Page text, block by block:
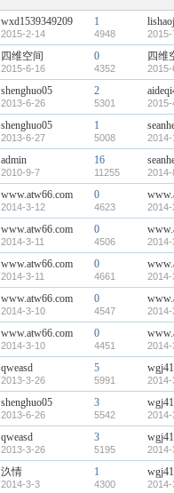
wxd1539349209
2015-2-14
1
4948 2015-
四维空间
2015-6-16
0
4352
四维
2015-
shenghuo05
2013-6-26
2
5301 2015-
shenghuo05
2013-6-27
1
5008 2014-
admin
2010-9-7
16
11255 2014-
www.atw66.com
2014-3-12
0
4623 2014-
www.atw66.com
2014-3-11
0
4506 2014-
www.atw66.com
2014-3-11
0
4661 2014-
www.atw66.com
2014-3-10
0
4547 2014-
www.atw66.com
2014-3-10
0
4451 2014-
qweasd
2013-3-26
5
5991 2014-
shenghuo05
2013-6-26
3
5542 2014-
qweasd
2013-3-26
3
5195 2014-
汣情
2014-3-3
1
4300 2014-